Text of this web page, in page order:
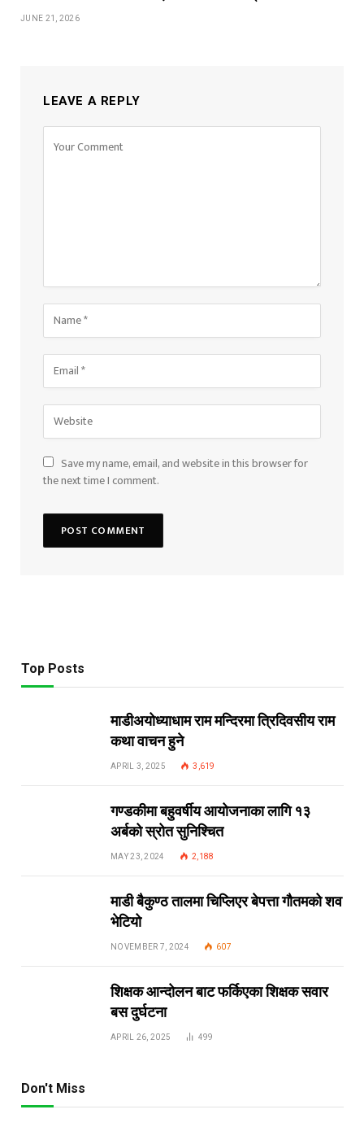
JUNE 21, 2026
LEAVE A REPLY
Save my name, email, and website in this browser for
the next time I comment.
Top Posts
माडीअयोध्याधाम राम मन्दिरमा त्रिदिवसीय राम
कथा वाचन हुने
APRIL 3, 2025 3,619
गण्डकीमा बहुवर्षीय आयोजनाका लागि १३
अर्बको स्रोत सुनिश्चित
MAY 23, 2024 2,188
माडी बैकुण्ठ तालमा चिप्लिएर बेपत्ता गौतमको शव
भेटियो
NOVEMBER 7, 2024 607
शिक्षक आन्दोलन बाट फर्किएका शिक्षक सवार
बस दुर्घटना
APRIL 26, 2025 499
Don't Miss